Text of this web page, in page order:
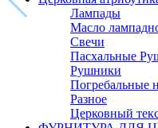
Лампады
Масло
Свечи
Пасхальные
Рушники
Погребальные
Разное
Церковный